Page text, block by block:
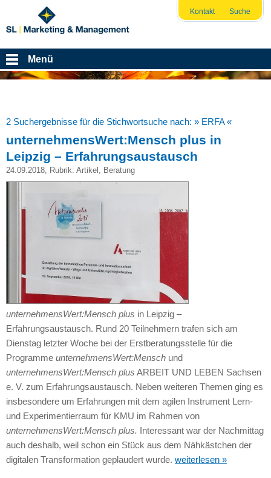
Kontakt Suche
Menü
2 Suchergebnisse für die Stichwortsuche nach: » ERFA «
unternehmensWert:Mensch plus in
Leipzig – Erfahrungsaustausch
24.09.2018, Rubrik: Artikel , Beratung
unternehmensWert:Mensch plus in Leipzig –
Erfahrungsaustausch. Rund 20 Teilnehmern trafen sich am
Dienstag letzter Woche bei der Erstberatungsstelle für die
Programme unternehmensWert:Menschund
unternehmensWert:Mensch plus ARBEIT UND LEBEN Sachsen
e. V. zum Erfahrungsaustausch. Neben weiteren Themen ging es
insbesondere um Erfahrungen mit dem agilen Instrument Lern-
und Experimentierraum für KMU im Rahmen von
unternehmensWert:Mensch plus. Interessant war der Nachmittag
auch deshalb, weil schon ein Stück aus dem Nähkästchen der
digitalen Transformation geplaudert wurde. weiterlesen »